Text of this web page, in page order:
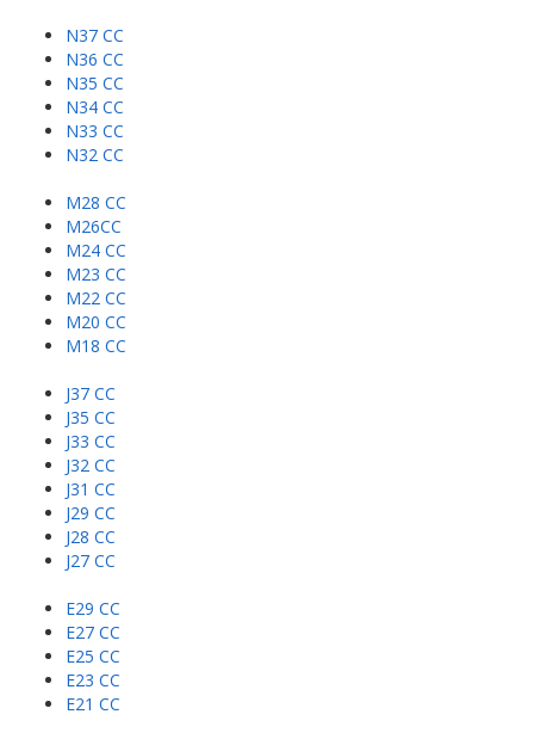
N37 CC
N36 CC
N35 CC
N34 CC
N33 CC
N32 CC
M28 CC
M26CC
M24 CC
M23 CC
M22 CC
M20 CC
M18 CC
J37 CC
J35 CC
J33 CC
J32 CC
J31 CC
J29 CC
J28 CC
J27 CC
E29 CC
E27 CC
E25 CC
E23 CC
E21 CC